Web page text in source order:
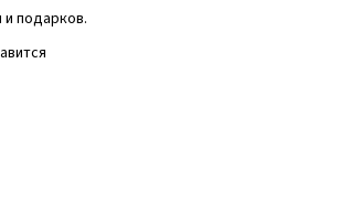
и подарков.